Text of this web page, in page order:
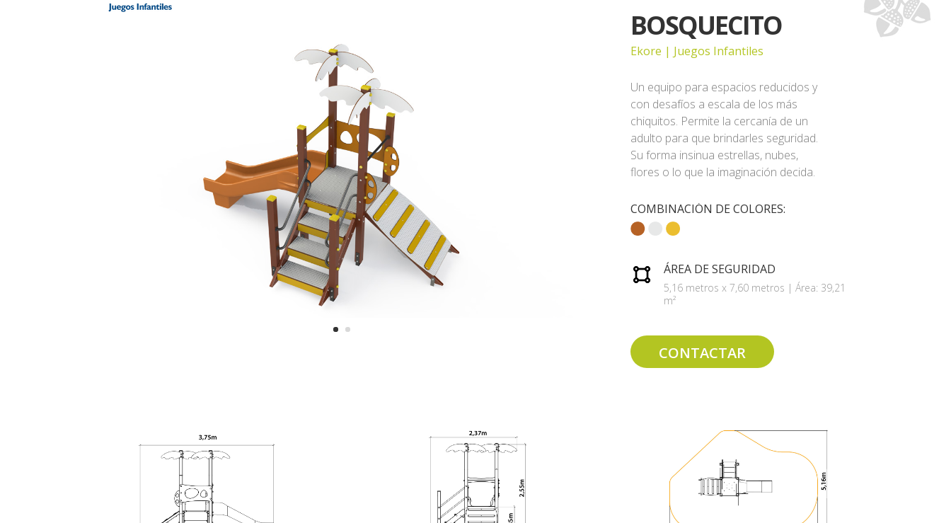
BOSQUECITO
Ekore | Juegos Infantiles
Un equipo para espacios reducidos y
con desafíos a escala de los más
chiquitos. Permite la cercanía de un
adulto para que brindarles seguridad.
Su forma insinua estrellas, nubes,
flores o lo que la imaginación decida.
COMBINACIÓN DE COLORES:
ÁREA DE SEGURIDAD
5,16 metros x 7,60 metros | Área: 39,21
m²
CONTACTAR